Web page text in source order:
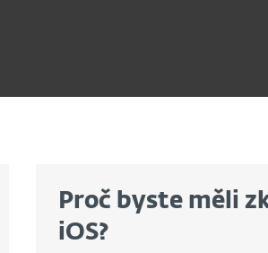
Proč byste měli
iOS?